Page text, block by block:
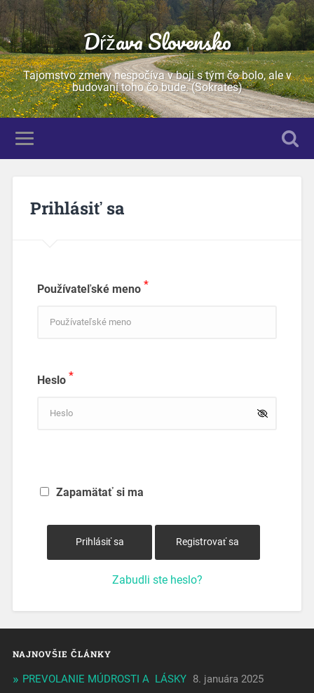
Dŕžava Slovensko
Tajomstvo zmeny nespočíva v boji s tým čo bolo, ale v
budovaní toho čo bude. (Sokrates)
Prihlásiť sa
Používateľské meno *
Heslo *
Zapamätať si ma
Zabudli ste heslo?
NAJNOVŠIE ČLÁNKY
PREVOLANIE MÚDROSTI A LÁSKY 8. januára 2025